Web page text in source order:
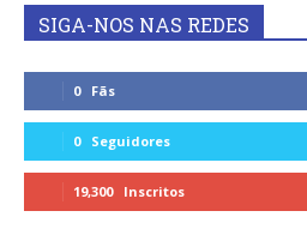
SIGA-NOS NAS REDES
0 Fãs
0 Seguidores
19,300 Inscritos